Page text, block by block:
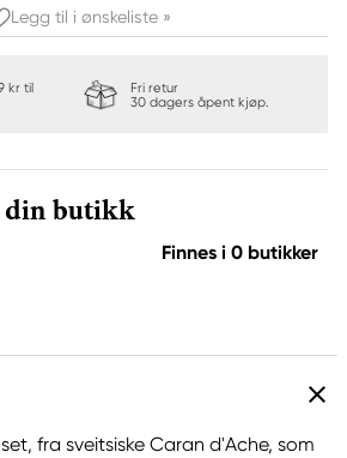
Legg til i ønskeliste »
kr til
Fri retur
30 dagers åpent kjøp.
din butikk
Finnes i 0 butikker
fra sveitsiske Caran d'Ache, som